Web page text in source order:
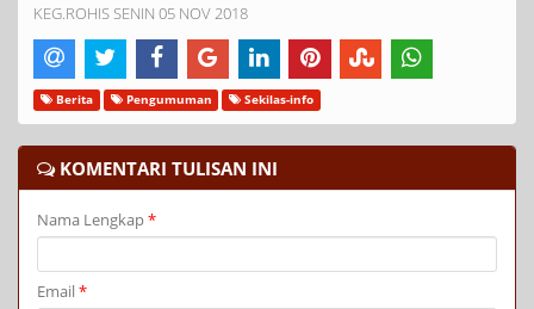
KEG.ROHIS SENIN 05 NOV 2018
Berita Pengumuman Sekilas-info
KOMENTARI TULISAN INI
Nama Lengkap*
Email*